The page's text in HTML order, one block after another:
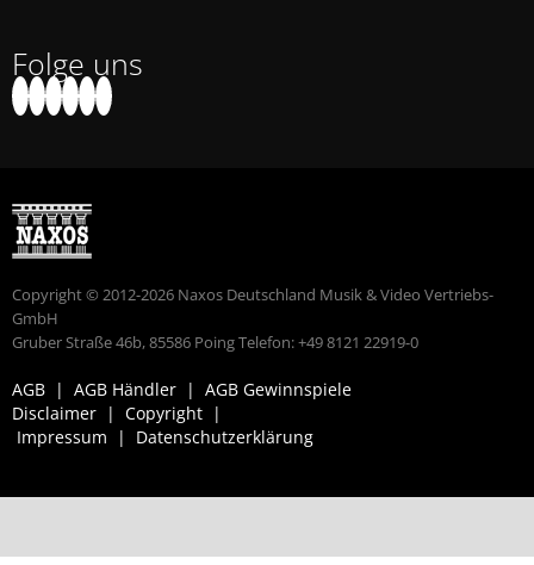
Folge uns
Copyright © 2012-2026 Naxos Deutschland Musik & Video Vertriebs-
GmbH
Gruber Straße 46b, 85586 Poing Telefon: +49 8121 22919-0
AGB | AGB Händler | AGB Gewinnspiele
Disclaimer | Copyright |
Impressum
| Datenschutzerklärung